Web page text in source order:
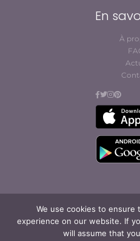
We use cookies to
experience on our website. If
will assume that
En
À
© Cofites 2023.
Conditions